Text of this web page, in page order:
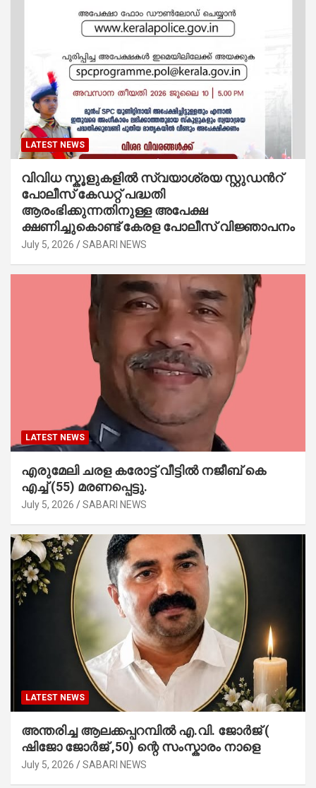
LATEST NEWS
വിവിധ സ്കൂളുകളില്‍ സ്വയാശ്രയ സ്റ്റുഡന്‍റ്
പോലീസ് കേഡറ്റ് പദ്ധതി
ആരംഭിക്കുന്നതിനുള്ള അപേക്ഷ
ക്ഷണിച്ചുകൊണ്ട് കേരള പോലീസ് വിജ്ഞാപനം
July 5, 2026 SABARI NEWS
LATEST NEWS
എരുമേലി ചരള കരോട്ട് വീട്ടിൽ നജീബ് കെ
എച്ച് (55) മരണപ്പെട്ടു.
July 5, 2026 SABARI NEWS
LATEST NEWS
അന്തരിച്ച ആ​ല​ക്ക​പ്പ​റമ്പിൽ​ എ.​വി. ജോ​ർ​ജ് (
ഷിജോ ജോർജ് ,50) ന്റെ സംസ്കാരം നാളെ
July 5, 2026 SABARI NEWS